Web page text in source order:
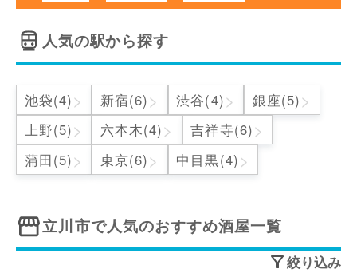
人気の駅から探す
池袋(4) > 新宿(6) > 渋谷(4) > 銀座(5) >
上野(5) > 六本木(4) > 吉祥寺(6) >
蒲田(5) > 東京(6) > 中目黒(4) >
立川市で人気のおすすめ酒屋一覧
絞り込み